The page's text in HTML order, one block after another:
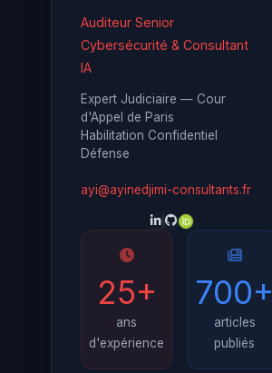
Auditeur Senior
Cybersécurité & Consultant
IA
Expert Judiciaire — Cour
d'Appel de Paris
Habilitation Confidentiel
Défense
ayi@ayinedjimi-consultants.fr
25+
ans
d'expérience
700+
articles
publiés